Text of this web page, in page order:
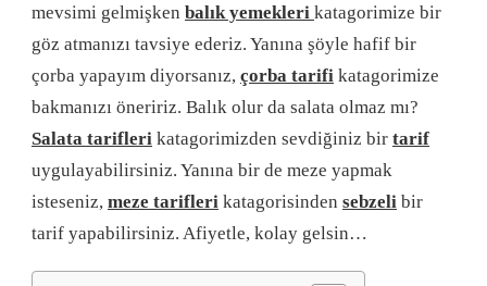
mevsimi gelmişken balık yemekleri katagorimize bir
göz atmanızı tavsiye ederiz. Yanına şöyle hafif bir
çorba yapayım diyorsanız, çorba tarifi katagorimize
bakmanızı öneririz. Balık olur da salata olmaz mı?
Salata tarifleri katagorimizden sevdiğiniz bir tarif
uygulayabilirsiniz. Yanına bir de meze yapmak
isteseniz, meze tarifleri katagorisinden sebzeli bir
tarif yapabilirsiniz. Afiyetle, kolay gelsin…